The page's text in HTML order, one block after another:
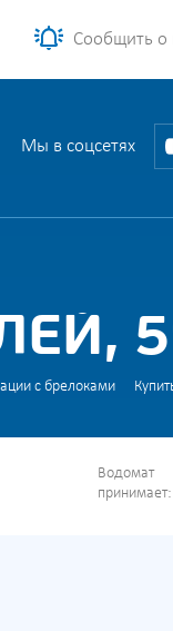
Сообщить о
Мы в соцсетях
с брелоками
Водомат
принимает: